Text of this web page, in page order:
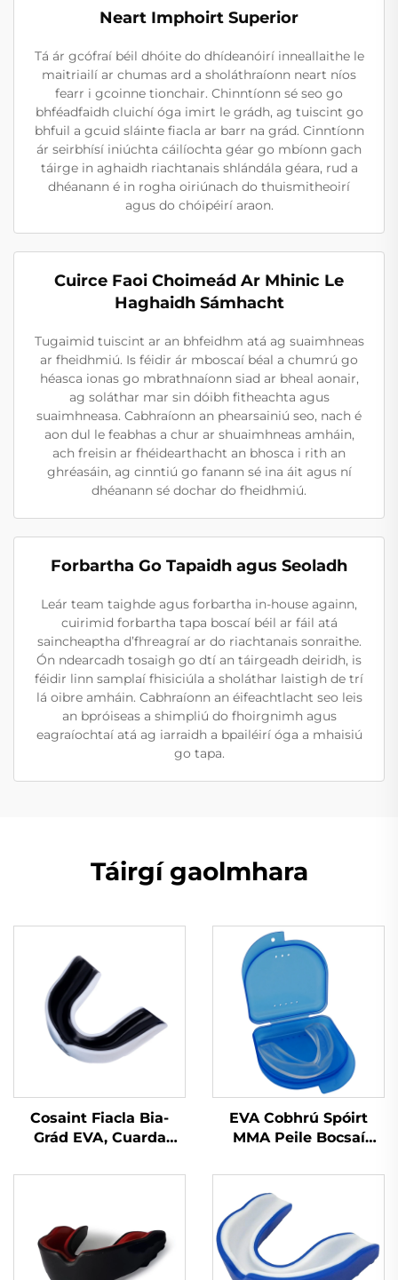
Neart Imphoirt Superior
Tá ár gcófraí béil dhóite do dhídeanóirí inneallaithe le
maitriailí ar chumas ard a sholáthraíonn neart níos
fearr i gcoinne tionchair. Chinntíonn sé seo go
bhféadfaidh cluichí óga imirt le grádh, ag tuiscint go
bhfuil a gcuid sláinte fiacla ar barr na grád. Cinntíonn
ár seirbhísí iniúchta cáilíochta géar go mbíonn gach
táirge in aghaidh riachtanais shlándála géara, rud a
dhéanann é in rogha oiriúnach do thuismitheoirí
agus do chóipéirí araon.
Cuirce Faoi Choimeád Ar Mhinic Le
Haghaidh Sámhacht
Tugaimid tuiscint ar an bhfeidhm atá ag suaimhneas
ar fheidhmiú. Is féidir ár mboscaí béal a chumrú go
héasca ionas go mbrathnaíonn siad ar bheal aonair,
ag soláthar mar sin dóibh fitheachta agus
suaimhneasa. Cabhraíonn an phearsainiú seo, nach é
aon dul le feabhas a chur ar shuaimhneas amháin,
ach freisin ar fhéidearthacht an bhosca i rith an
ghréasáin, ag cinntiú go fanann sé ina áit agus ní
dhéanann sé dochar do fheidhmiú.
Forbartha Go Tapaidh agus Seoladh
Leár team taighde agus forbartha in-house againn,
cuirimid forbartha tapa boscaí béil ar fáil atá
saincheaptha d’fhreagraí ar do riachtanais sonraithe.
Ón ndearcadh tosaigh go dtí an táirgeadh deiridh, is
féidir linn samplaí fhisiciúla a sholáthar laistigh de trí
lá oibre amháin. Cabhraíonn an éifeachtlacht seo leis
an bpróiseas a shimpliú do fhoirgnimh agus
eagraíochtaí atá ag iarraidh a bpailéirí óga a mhaisiú
go tapa.
Táirgí gaolmhara
Cosaint Fiacla Bia-
Grád EVA, Cuarda
Cobhrú Spóirt do
EVA Cobhrú Spóirt
MMA Peile Bocsaí
Silicónach